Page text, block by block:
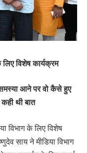
लिए विशेष कार्यक्रम
आने पर वो कैसे हुए
थी बात
विभाग के लिए विशेष
साय ने मीडिया विभाग